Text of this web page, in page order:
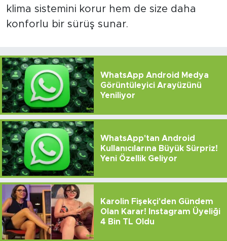
klima sistemini korur hem de size daha
konforlu bir sürüş sunar.
WhatsApp Android Medya
Görüntüleyici Arayüzünü
Yeniliyor
WhatsApp'tan Android
Kullanıcılarına Büyük Sürpriz!
Yeni Özellik Geliyor
Karolin Fişekçi'den Gündem
Olan Karar! Instagram Üyeliği
4 Bin TL Oldu